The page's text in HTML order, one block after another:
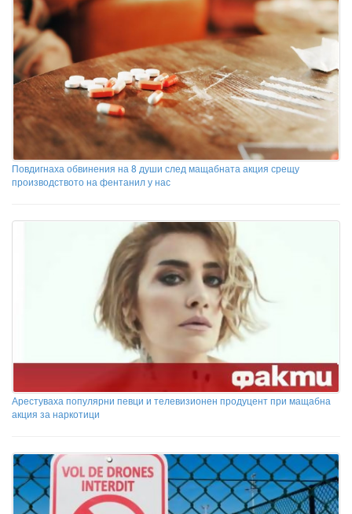
Повдигнаха обвинения на 8 души след мащабната акция срещу
производството на фентанил у нас
Арестуваха популярни певци и телевизионен продуцент при мащабна
акция за наркотици